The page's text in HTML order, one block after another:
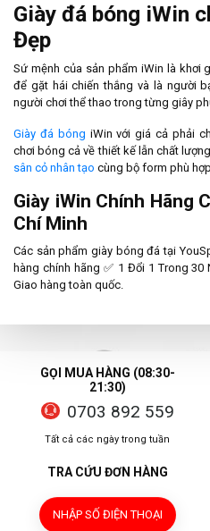
Giày đá bóng iWin
Đẹp
Sứ mệnh của sản phẩm iWin là khơi
để gặt hái chiến thắng và là người
người chơi thể thao trong từng giây
Giày đá bóng iWin với giá cả phải
chơi bóng cả về thiết kế lẫn chất
sân cỏ nhân tạo cùng bộ form phù
Giày iWin Chính Hãng
Chí Minh
Các sản phẩm giày bóng đá tại
hàng chính hãng ✅ 1 Đổi 1 Trong 30
Giao hàng toàn quốc.
GỌI MUA HÀNG (08:30-
21:30)
0703 892 559
Tất cả các ngày trong tuần
TRA CỨU ĐƠN HÀNG
NHẬP SỐ ĐIỆN THOẠI